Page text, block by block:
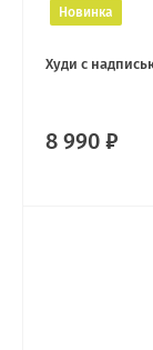
Новинка
Худи с
8 990 ₽